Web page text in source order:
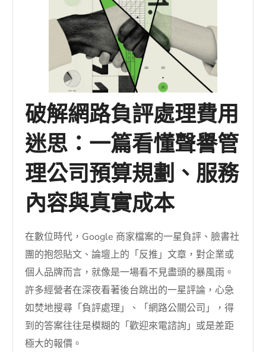
破解網路負評處理費用
迷思：一篇看懂聲譽管
理公司預算規劃、服務
內容與真實成本
在數位時代，Google 商家檔案的一星負評、臉書社
團的抱怨貼文、論壇上的「反推」文章，對企業或
個人品牌而言，就像是一場看不見盡頭的暴風雨。
許多經營者在深夜看著後台跳出的一星評論，心急
如焚地搜尋「負評處理」、「網路公關公司」，得
到的答案往往是模糊的「歡迎來電諮詢」或是差距
極大的報價。